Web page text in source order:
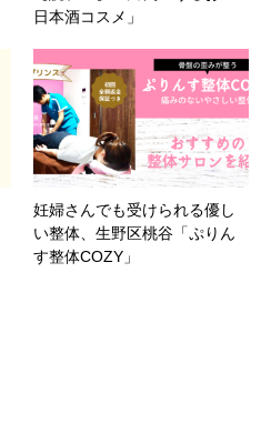
日本酒コスメ」
妊婦さんでも受けられる優し
い整体、生野区桃谷「ぷりん
す整体COZY」